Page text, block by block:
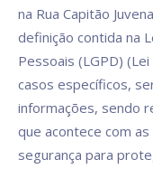
na Rua Capitão
definição contida na
Pessoais (LGPD)
casos específicos,
informações, sendo
que acontece com
segurança para